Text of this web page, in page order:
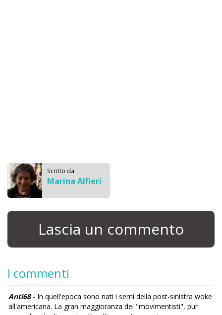
Scritto da
Marina Alfieri
Lascia un commento
I commenti
Anti68- In quell'epoca sono nati i semi della post-sinistra woke
all'americana. La gran maggioranza dei "movimentisti", pur